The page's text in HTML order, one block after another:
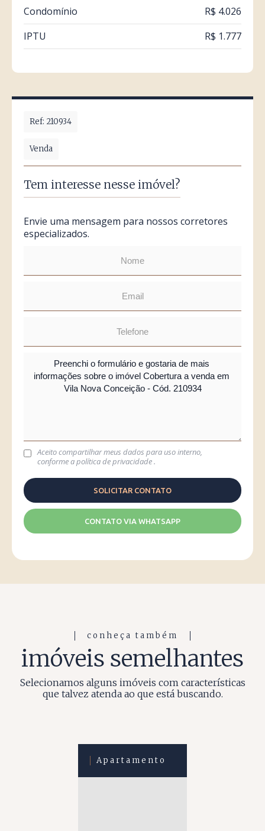
Condomínio
R$ 4.026
IPTU
R$ 1.777
Ref: 210934
Venda
Tem interesse nesse imóvel?
Envie uma mensagem para nossos corretores
especializados.
Aceito compartilhar meus dados para uso interno,
conforme apolítica de privacidade.
CONTATO VIA WHATSAPP
conheça também
imóveis semelhantes
Selecionamos alguns imóveis com características
que talvez atenda ao que está buscando.
Apartamento